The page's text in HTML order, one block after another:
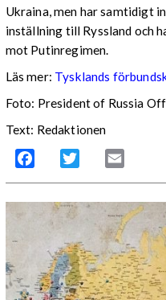
Ukraina, men har samtidigt
inställning till Ryssland och
mot Putinregimen.
Läs mer: Tysklands
Foto: President of Russia
Text: Redaktionen
Facebook Twitter